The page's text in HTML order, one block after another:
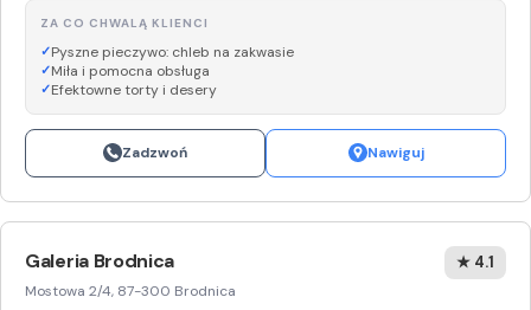
ZA CO CHWALĄ KLIENCI
Pyszne pieczywo: chleb na zakwasie
Miła i pomocna obsługa
Efektowne torty i desery
Zadzwoń Nawiguj
Galeria Brodnica
Mostowa 2/4, 87-300 Brodnica
★ 4.1